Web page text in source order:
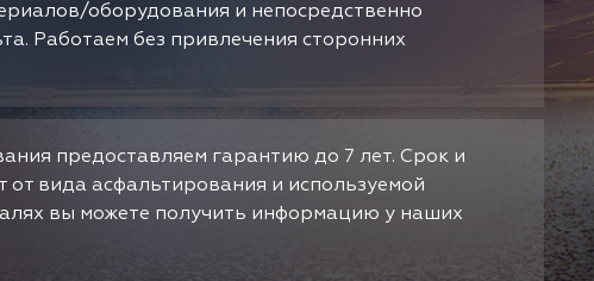
оборудования и непосредственно
Работаем без привлечения сторонних
предоставляем гарантию до 7 лет. Срок и
от вида асфальтирования и используемой
вы можете получить информацию у наших